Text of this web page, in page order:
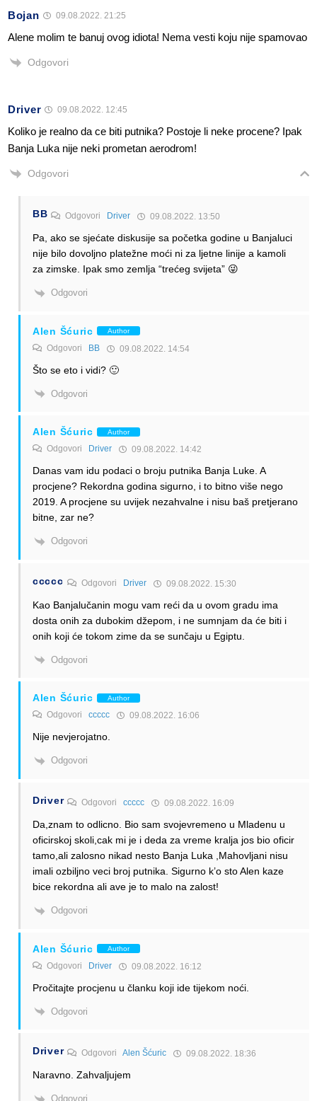
Bojan 09.08.2022. 21:25
Alene molim te banuj ovog idiota! Nema vesti koju nije spamovao
Odgovori
Driver 09.08.2022. 12:45
Koliko je realno da ce biti putnika? Postoje li neke procene? Ipak
Banja Luka nije neki prometan aerodrom!
Odgovori
BB Odgovori Driver 09.08.2022. 13:50
Pa, ako se sjećate diskusije sa početka godine u Banjaluci
nije bilo dovoljno platežne moći ni za ljetne linije a kamoli
za zimske. Ipak smo zemlja “trećeg svijeta” 😜
Odgovori
Alen Šćuric Author
Odgovori BB 09.08.2022. 14:54
Što se eto i vidi? 🙂
Odgovori
Alen Šćuric Author
Odgovori Driver 09.08.2022. 14:42
Danas vam idu podaci o broju putnika Banja Luke. A
procjene? Rekordna godina sigurno, i to bitno više nego
2019. A procjene su uvijek nezahvalne i nisu baš pretjerano
bitne, zar ne?
Odgovori
ccccc Odgovori Driver 09.08.2022. 15:30
Kao Banjalučanin mogu vam reći da u ovom gradu ima
dosta onih za dubokim džepom, i ne sumnjam da će biti i
onih koji će tokom zime da se sunčaju u Egiptu.
Odgovori
Alen Šćuric Author
Odgovori ccccc 09.08.2022. 16:06
Nije nevjerojatno.
Odgovori
Driver Odgovoriccccc 09.08.2022. 16:09
Da,znam to odlicno. Bio sam svojevremeno u Mladenu u
oficirskoj skoli,cak mi je i deda za vreme kralja jos bio oficir
tamo,ali zalosno nikad nesto Banja Luka ,Mahovljani nisu
imali ozbiljno veci broj putnika. Sigurno k’o sto Alen kaze
bice rekordna ali ave je to malo na zalost!
Odgovori
Alen Šćuric Author
Odgovori Driver 09.08.2022. 16:12
Pročitajte procjenu u članku koji ide tijekom noći.
Odgovori
Driver OdgovoriAlen Šćuric 09.08.2022. 18:36
Naravno. Zahvaljujem
Odgovori